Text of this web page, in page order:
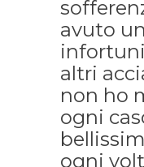
avuto
altri
non ho
ogni
ogni